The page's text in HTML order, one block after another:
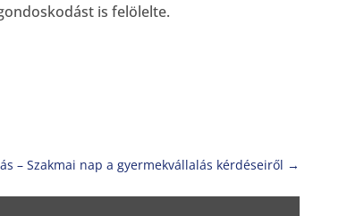
is felölelte.
– Szakmai nap a gyermekvállalás kérdéseiről →